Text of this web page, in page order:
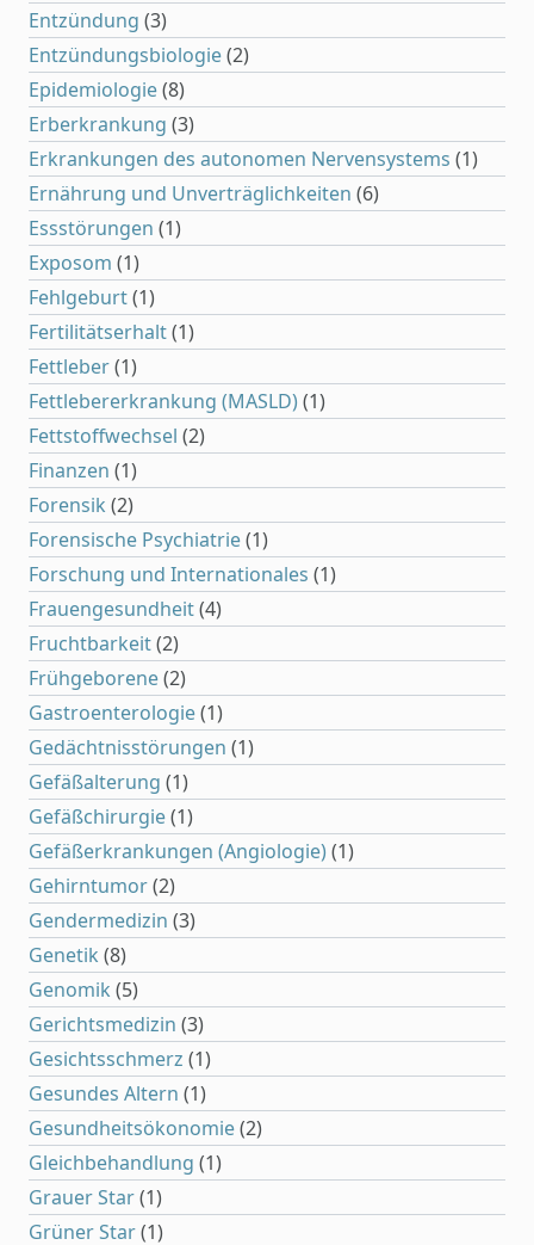
Entzündung (3)
Entzündungsbiologie(2)
Epidemiologie(8)
Erberkrankung (3)
Erkrankungen des autonomen Nervensystems (1)
Ernährung und Unverträglichkeiten (6)
Essstörungen (1)
Exposom (1)
Fehlgeburt(1)
Fertilitätserhalt(1)
Fettleber(1)
Fettlebererkrankung (MASLD)(1)
Fettstoffwechsel (2)
Finanzen (1)
Forensik (2)
Forensische Psychiatrie(1)
Forschung und Internationales (1)
Frauengesundheit(4)
Fruchtbarkeit(2)
Frühgeborene(2)
Gastroenterologie(1)
Gedächtnisstörungen (1)
Gefäßalterung (1)
Gefäßchirurgie(1)
Gefäßerkrankungen (Angiologie)(1)
Gehirntumor(2)
Gendermedizin (3)
Genetik (8)
Genomik (5)
Gerichtsmedizin (3)
Gesichtsschmerz (1)
Gesundes Altern (1)
Gesundheitsökonomie(2)
Gleichbehandlung (1)
Grauer Star(1)
Grüner Star(1)